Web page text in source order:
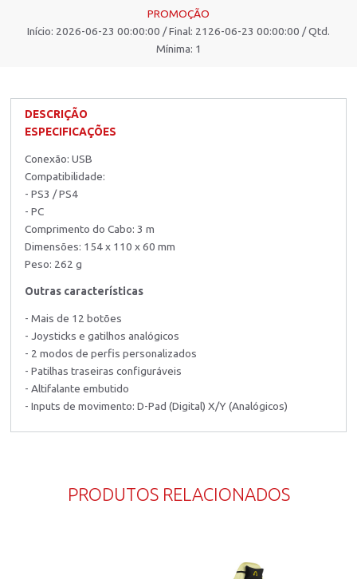
PROMOÇÃO
Início: 2026-06-23 00:00:00 / Final: 2126-06-23 00:00:00 / Qtd.
Mínima: 1
DESCRIÇÃO
ESPECIFICAÇÕES
Conexão: USB
Compatibilidade:
- PS3 / PS4
- PC
Comprimento do Cabo: 3 m
Dimensões: 154 x 110 x 60 mm
Peso: 262 g
Outras características
- Mais de 12 botões
- Joysticks e gatilhos analógicos
- 2 modos de perfis personalizados
- Patilhas traseiras configuráveis
- Altifalante embutido
- Inputs de movimento: D-Pad (Digital) X/Y (Analógicos)
PRODUTOS RELACIONADOS